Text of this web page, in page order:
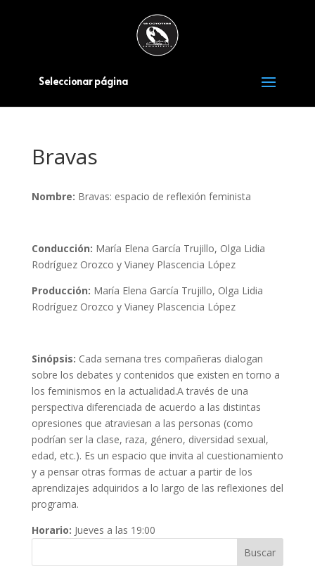
Seleccionar página
Bravas
Nombre: Bravas: espacio de reflexión feminista
Conducción: María Elena García Trujillo, Olga Lidia
Rodríguez Orozco y Vianey Plascencia López
Producción: María Elena García Trujillo, Olga Lidia
Rodríguez Orozco y Vianey Plascencia López
Sinópsis: Cada semana tres compañeras dialogan
sobre los debates y contenidos que existen en torno a
los feminismos en la actualidad.A través de una
perspectiva diferenciada de acuerdo a las distintas
opresiones que atraviesan a las personas (como
podrían ser la clase, raza, género, diversidad sexual,
edad, etc.). Es un espacio que invita al cuestionamiento
y a pensar otras formas de actuar a partir de los
aprendizajes adquiridos a lo largo de las reflexiones del
programa.
Horario: Jueves a las 19:00
Buscar